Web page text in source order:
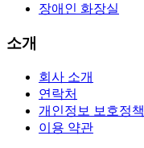
장애인 화장실
소개
회사 소개
연락처
개인정보 보호정책
이용 약관